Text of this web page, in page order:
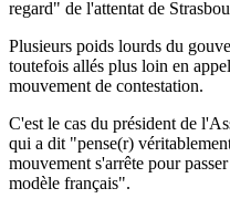
regard" de l'attentat de
Plusieurs poids lourds du
toutefois allés plus loin en
mouvement de contestation.
C'est le cas du président de
qui a dit "pense(r)
mouvement s'arrête pour
modèle français".